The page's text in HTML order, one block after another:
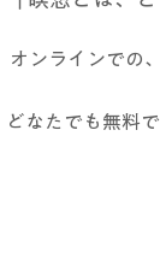
オンラインでの
どなたでも無料